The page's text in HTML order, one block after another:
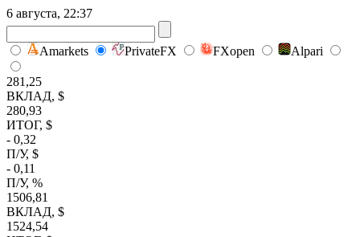
6 августа, 22:37
Amarkets PrivateFX FXopen Alpari
281,25
ВКЛАД, $
280,93
ИТОГ, $
- 0,32
П/У, $
- 0,11
П/У, %
1506,81
ВКЛАД, $
1524,54